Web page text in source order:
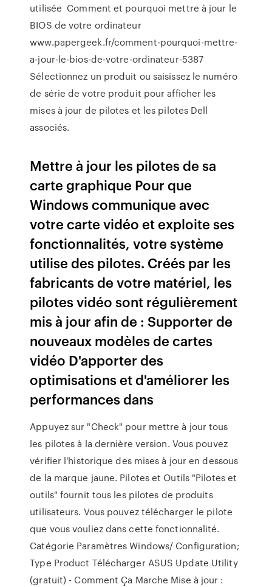
utilisée Comment et pourquoi mettre à jour le
BIOS de votre ordinateur
www.papergeek.fr/comment-pourquoi-mettre-
a-jour-le-bios-de-votre-ordinateur-5387
Sélectionnez un produit ou saisissez le numéro
de série de votre produit pour afficher les
mises à jour de pilotes et les pilotes Dell
associés.
Mettre à jour les pilotes de sa
carte graphique Pour que
Windows communique avec
votre carte vidéo et exploite ses
fonctionnalités, votre système
utilise des pilotes. Créés par les
fabricants de votre matériel, les
pilotes vidéo sont régulièrement
mis à jour afin de : Supporter de
nouveaux modèles de cartes
vidéo D'apporter des
optimisations et d'améliorer les
performances dans
Appuyez sur "Check" pour mettre à jour tous
les pilotes à la dernière version. Vous pouvez
vérifier l'historique des mises à jour en dessous
de la marque jaune. Pilotes et Outils "Pilotes et
outils" fournit tous les pilotes de produits
utilisateurs. Vous pouvez télécharger le pilote
que vous vouliez dans cette fonctionnalité.
Catégorie Paramètres Windows/ Configuration;
Type Product Télécharger ASUS Update Utility
(gratuit) - Comment Ça Marche Mise à jour :